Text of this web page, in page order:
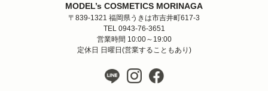
MODEL’s COSMETICS MORINAGA
〒839-1321 福岡県うきは市吉井町617-3
TEL 0943-76-3651
営業時間 10:00～19:00
定休日 日曜日(営業することもあり)